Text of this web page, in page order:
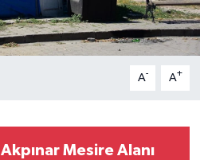
A- A+
Akpınar Mesire Alanı